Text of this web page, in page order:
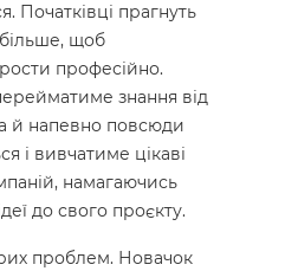
Початківці прагнуть
щоб
професійно.
знання від
й напевно повсюди
і вивчатиме цікаві
намагаючись
до свого проєкту.
проблем. Новачок